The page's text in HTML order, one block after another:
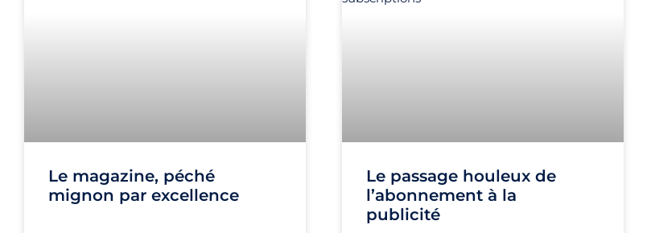
Le magazine, péché
mignon par excellence
Le passage houleux de
l’abonnement à la
publicité